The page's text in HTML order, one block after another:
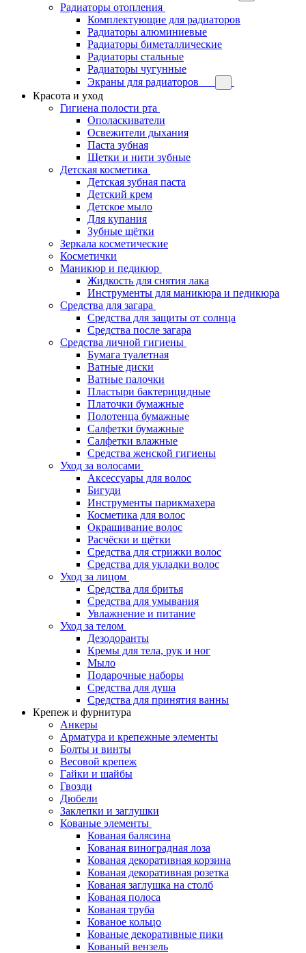
Радиаторы отопления
Комплектующие для радиаторов
Радиаторы алюминиевые
Радиаторы биметаллические
Радиаторы стальные
Радиаторы чугунные
Экраны для радиаторов
Красота и уход
Гигиена полости рта
Ополаскиватели
Освежители дыхания
Паста зубная
Щетки и нити зубные
Детская косметика
Детская зубная паста
Детский крем
Детское мыло
Для купания
Зубные щётки
Зеркала косметические
Косметички
Маникюр и педикюр
Жидкость для снятия лака
Инструменты для маникюра и педикюра
Средства для загара
Средства для защиты от солнца
Средства после загара
Средства личной гигиены
Бумага туалетная
Ватные диски
Ватные палочки
Пластыри бактерицидные
Платочки бумажные
Полотенца бумажные
Салфетки бумажные
Салфетки влажные
Средства женской гигиены
Уход за волосами
Аксессуары для волос
Бигуди
Инструменты парикмахера
Косметика для волос
Окрашивание волос
Расчёски и щётки
Средства для стрижки волос
Средства для укладки волос
Уход за лицом
Средства для бритья
Средства для умывания
Увлажнение и питание
Уход за телом
Дезодоранты
Кремы для тела, рук и ног
Мыло
Подарочные наборы
Средства для душа
Средства для принятия ванны
Крепеж и фурнитура
Анкеры
Арматура и крепежные элементы
Болты и винты
Весовой крепеж
Гайки и шайбы
Гвозди
Дюбели
Заклепки и заглушки
Кованые элементы
Кованая балясина
Кованая виноградная лоза
Кованая декоративная корзина
Кованая декоративная розетка
Кованая заглушка на столб
Кованая полоса
Кованая труба
Кованое кольцо
Кованые декоративные пики
Кованый вензель